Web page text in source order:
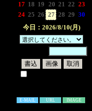
17 18 19 20 21 22 23
24 25 26 27 28 29 30
今日：2026/8/10(月)
E-MAIL URL IMAGE